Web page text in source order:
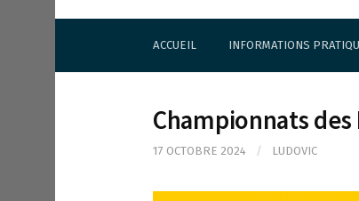
ACCUEIL INFORMATIONS
Championnats
17 OCTOBRE 2024 / LUDOVIC